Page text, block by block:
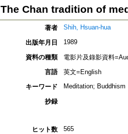
The Chan tradition of
著者 Shih, Hsuan-hua
出版年月日 1989
資料の種類
電影片及錄影資料
言語
英文=English
キーワード
Meditation; Buddhism
抄録
ヒット数 565